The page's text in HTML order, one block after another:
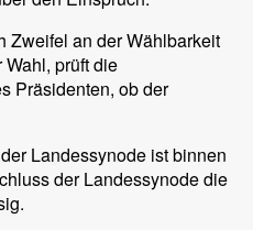
Zweifel an der Wählbarkeit
prüft die
Präsidenten, ob der
Landessynode ist binnen
der Landessynode die